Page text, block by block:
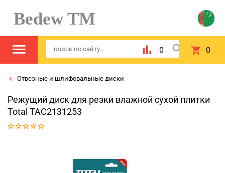
Bedew TM
0 0
Отрезные и шлифовальные диски
Режущий диск для резки влажной сухой плитки
Total TAC2131253